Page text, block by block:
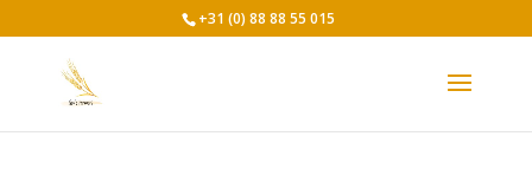
+31 (0) 88 88 55 015